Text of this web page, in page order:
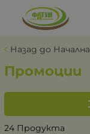
Назад до
Промоции
24 Продукта